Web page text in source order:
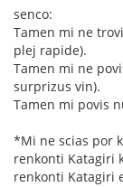
senco:
Tamen mi ne
plej rapide).
Tamen mi ne
surprizus vin).
Tamen mi povis
*Mi ne scias por
renkonti Katagiri
renkonti Katagiri